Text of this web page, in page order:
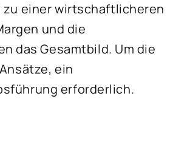
zu einer wirtschaftlicheren
und die
das Gesamtbild. Um die
ein
erforderlich.